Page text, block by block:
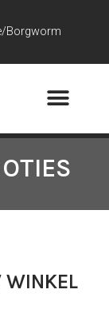
Borgworm
WINKEL